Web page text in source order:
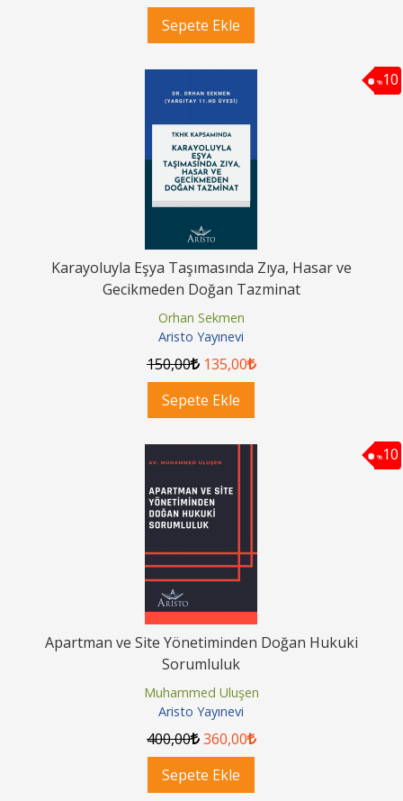
Sepete Ekle
%10
Karayoluyla Eşya Taşımasında Zıya, Hasar ve
Gecikmeden Doğan Tazminat
Orhan Sekmen
Aristo Yayınevi
150,00 135,00
Sepete Ekle
%10
Apartman ve Site Yönetiminden Doğan Hukuki
Sorumluluk
Muhammed Uluşen
Aristo Yayınevi
400,00 360,00
Sepete Ekle